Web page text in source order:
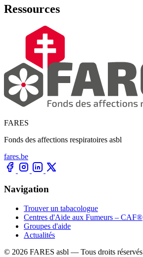
Ressources
FARES
Fonds des affections respiratoires asbl
fares.be
Navigation
Trouver un tabacologue
Centres d'Aide aux Fumeurs – CAF®
Groupes d'aide
Actualités
© 2026 FARES asbl — Tous droits réservés